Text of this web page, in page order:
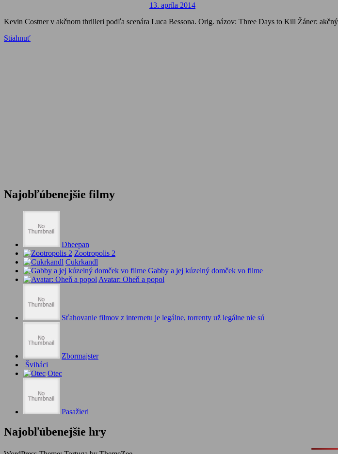
13. apríla 2014
Kevin Costner v akčnom thrilleri podľa scenára Luca Bessona. Orig. názov: Three Days to Kill Žáner:
Stiahnuť
Najobľúbenejšie filmy
Dheepan
Zootropolis 2
Cukrkandl
Gabby a jej kúzelný domček vo filme
Avatar: Oheň a popol
Sťahovanie filmov z internetu je legálne, torrenty už legálne nie sú
Zbormajster
Šviháci
Otec
Pasažieri
Najobľúbenejšie hry